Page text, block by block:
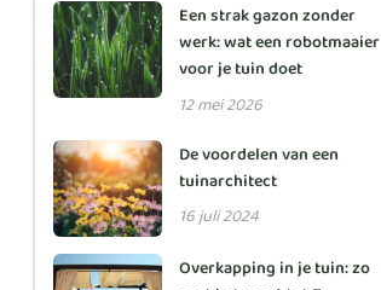
Een strak gazon zonder
werk: wat een robotmaaier
voor je tuin doet
12 mei 2026
De voordelen van een
tuinarchitect
16 juli 2024
Overkapping in je tuin: zo